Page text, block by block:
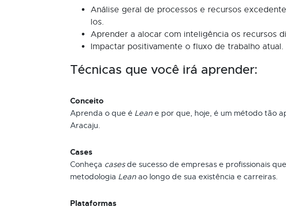
Análise geral de processos e recursos
los.
Aprender a alocar com inteligência os recursos
Impactar positivamente o fluxo de trabalho atual.
Técnicas que você irá aprender:
Conceito
Aprenda o que é Lean e por que, hoje, é um método tão
Aracaju.
Cases
Conheça casesde sucesso de empresas e profissionais
metodologia Lean ao longo de sua existência e carreiras.
Plataformas